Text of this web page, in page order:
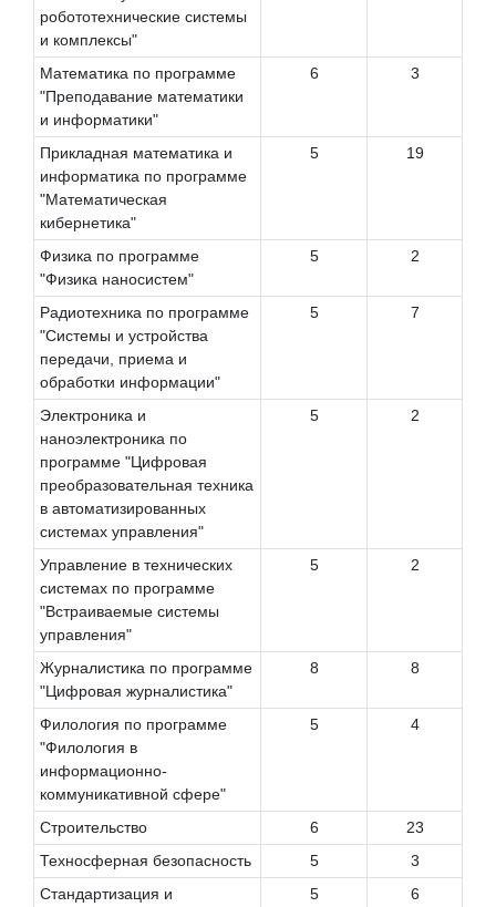
робототехнические системы
и комплексы"
Математика по программе
"Преподавание математики
и информатики"
6 3
Прикладная математика и
информатика по программе
"Математическая
кибернетика"
5 19
Физика по программе
"Физика наносистем"
5 2
Радиотехника по программе
"Системы и устройства
передачи, приема и
обработки информации"
5 7
Электроника и
наноэлектроника по
программе "Цифровая
преобразовательная техника
в автоматизированных
системах управления"
5 2
Управление в технических
системах по программе
"Встраиваемые системы
управления"
5 2
Журналистика по программе
"Цифровая журналистика"
8 8
Филология по программе
"Филология в
информационно-
коммуникативной сфере"
5 4
Строительство 6
23
Техносферная безопасность
5
3
Стандартизация и
5 6